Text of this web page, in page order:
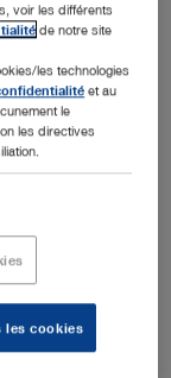
Endoskope
site important du
de 3200 m²,
une gamme
tels que
sur place.
voir les différents
de notre site
les technologies
et au
le
les directives
les cookies